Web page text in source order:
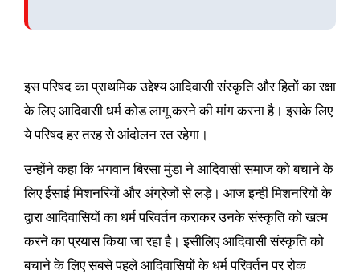
इस परिषद का प्राथमिक उद्देश्य आदिवासी संस्कृति और हितों का रक्षा
के लिए आदिवासी धर्म कोड लागू करने की मांग करना है। इसके लिए
ये परिषद हर तरह से आंदोलन रत रहेगा।
उन्होंने कहा कि भगवान बिरसा मुंडा ने आदिवासी समाज को बचाने के
लिए ईसाई मिशनरियों और अंग्रेजों से लड़े। आज इन्ही मिशनरियों के
द्वारा आदिवासियों का धर्म परिवर्तन कराकर उनके संस्कृति को खत्म
करने का प्रयास किया जा रहा है। इसीलिए आदिवासी संस्कृति को
बचाने के लिए सबसे पहले आदिवासियों के धर्म परिवर्तन पर रोक